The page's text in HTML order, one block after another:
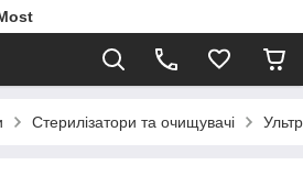
Стерилізатори та очищувачі